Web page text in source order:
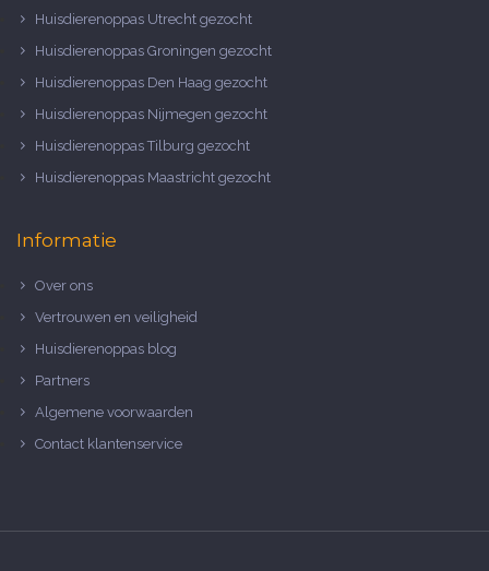
Huisdierenoppas Utrecht gezocht
Huisdierenoppas Groningen gezocht
Huisdierenoppas Den Haag gezocht
Huisdierenoppas Nijmegen gezocht
Huisdierenoppas Tilburg gezocht
Huisdierenoppas Maastricht gezocht
Informatie
Over ons
Vertrouwen en veiligheid
Huisdierenoppas blog
Partners
Algemene voorwaarden
Contact klantenservice